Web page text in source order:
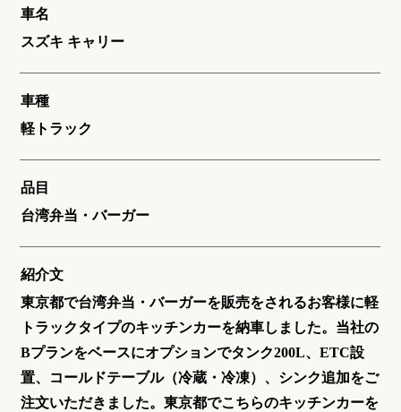
車名
スズキ キャリー
車種
軽トラック
品目
台湾弁当・バーガー
紹介文
東京都で台湾弁当・バーガーを販売をされるお客様に軽
トラックタイプのキッチンカーを納車しました。当社の
Bプランをベースにオプションでタンク200L、ETC設
置、コールドテーブル（冷蔵・冷凍）、シンク追加をご
注文いただきました。東京都でこちらのキッチンカーを